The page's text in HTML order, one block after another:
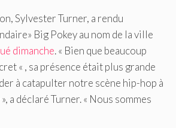
Sylvester Turner, a rendu
Big Pokey au nom de la ville
dimanche. « Bien que beaucoup
« , sa présence était plus grande
à catapulter notre scène hip-hop à
a déclaré Turner. « Nous sommes